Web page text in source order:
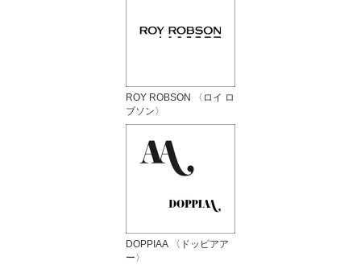
ROY ROBSON 〈ロイ ロ
ブソン〉
DOPPIAA 〈ドッピアア
ー〉